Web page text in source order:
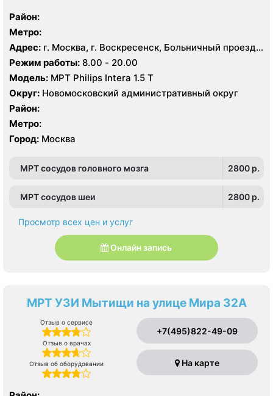
Район:
Метро:
Адрес: г. Москва, г. Воскресенск, Больничный проезд,
д. 1, корп. 8
Режим работы: 8.00 - 20.00
Модель: МРТ Philips Intera 1.5 T
Округ: Новомосковский административный округ
Район:
Метро:
Город: Москва
МРТ сосудов головного мозга 2800 p.
МРТ сосудов шеи 2800 p.
Просмотр всех цен и услуг
Онлайн запись
МРТ УЗИ Мытищи на улице Мира 32А
Отзыв о сервисе
Отзыв о врачах
Отзыв об оборудовании
+7(495)822-49-09
На карте